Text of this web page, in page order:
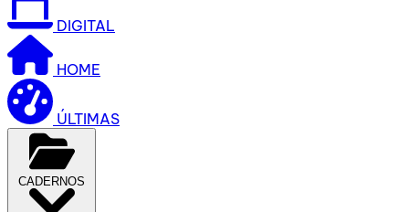
DIGITAL
HOME
ÚLTIMAS
CADERNOS